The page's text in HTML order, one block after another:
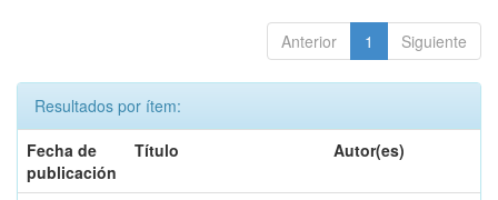
Anterior 1 Siguiente
Resultados por ítem:
Fecha de
publicación
Título Autor(es)